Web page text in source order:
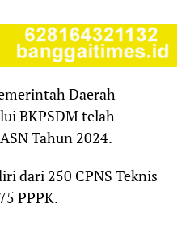
Daerah
BKPSDM telah
Tahun 2024.
dari 250 CPNS Teknis
PPPK.